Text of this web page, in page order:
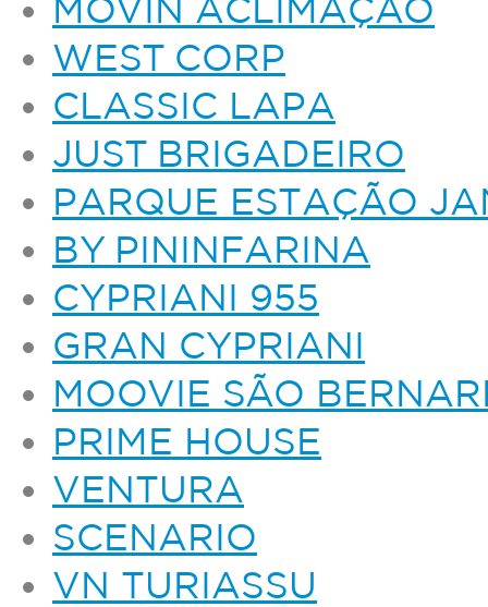
MOVIN ACLIMAÇÃO
WEST CORP
CLASSIC LAPA
JUST BRIGADEIRO
PARQUE ESTAÇÃO
BY PININFARINA
CYPRIANI 955
GRAN CYPRIANI
MOOVIE SÃO
PRIME HOUSE
VENTURA
SCENARIO
VN TURIASSU